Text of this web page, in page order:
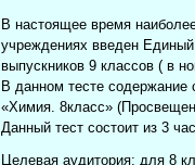
В настоящее время
учреждениях введен Единый
выпускников 9 классов ( в
В данном тесте содержание
«Химия. 8класс»
Данный тест состоит из 3
Целевая аудитория: для 8